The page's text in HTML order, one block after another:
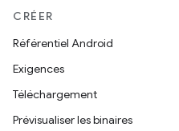
CRÉER
Référentiel Android
Exigences
Téléchargement
Prévisualiser les binaires